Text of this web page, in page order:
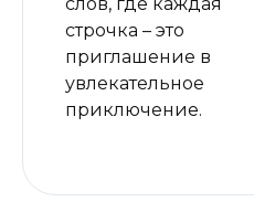
строчка – это
приглашение в
увлекательное
приключение.